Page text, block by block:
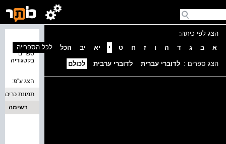
הצג לפי כיתה:
א
ב ג ד ה ו ז ח ט י יא יב הכל
הצג ספרים : לדוברי עברית לדוברי ערבית לכולם
ספרים
בקטגוריה
לכל הספרייה
הצג ע''פ:
תמונת כריכה
רשימה